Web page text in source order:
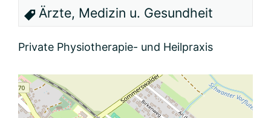
Ärzte, Medizin u. Gesundheit
Private Physiotherapie- und Heilpraxis